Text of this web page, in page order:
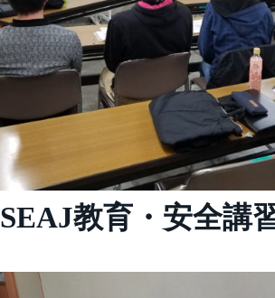
SEAJ教育・安全講